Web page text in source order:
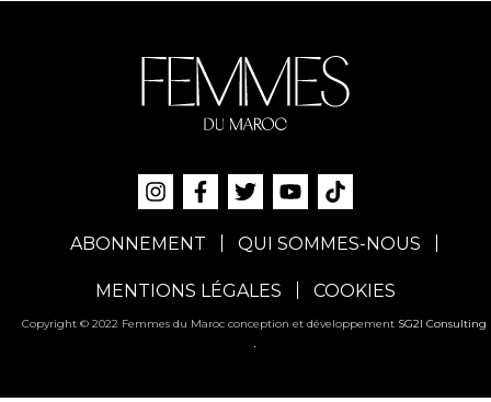
ABONNEMENT QUI SOMMES-NOUS
MENTIONS LÉGALES COOKIES
Copyright © 2022 Femmes du Maroc conception et développement SG2I Consulting